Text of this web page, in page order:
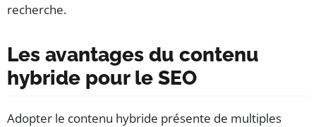
recherche.
Les avantages du contenu
hybride pour le SEO
Adopter le contenu hybride présente de multiples